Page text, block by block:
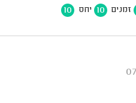
זמנים 10 יחס 10